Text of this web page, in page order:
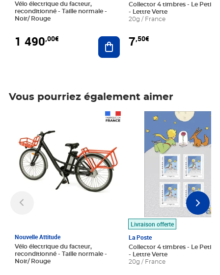
Vélo électrique du facteur,
reconditionné - Taille normale -
Noir/ Rouge
1 490,00€ Ajouter au panier
Collector 4 timbres - Le Petit
- Lettre Verte
20g / France
7,50€
Vous pourriez également aimer
Nouvelle Attitude
Vélo électrique du facteur,
reconditionné - Taille normale -
Noir/ Rouge
Livraison offerte
La Poste
Collector 4 timbres - Le Petit
- Lettre Verte
20g / France
Prix 7,50€